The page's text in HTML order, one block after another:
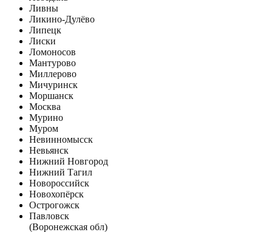
Ливны
Ликино-Дулёво
Липецк
Лиски
Ломоносов
Мантурово
Миллерово
Мичуринск
Моршанск
Москва
Мурино
Муром
Невинномысск
Невьянск
Нижний Новгород
Нижний Тагил
Новороссийск
Новохопёрск
Острогожск
Павловск
(Воронежская обл)